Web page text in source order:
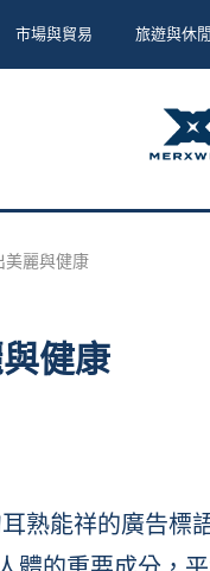
市場與貿易 旅遊與休閒
美麗與健康
健康
熟能祥的廣告標